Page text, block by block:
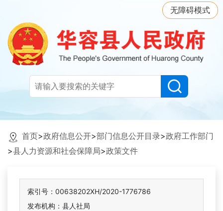
无障碍模式
首页>政府信息公开>部门信息公开目录>政府工作部门
>县人力资源和社会保障局>政策文件
索引号：00638202XH/2020-1776786
发布机构：县人社局